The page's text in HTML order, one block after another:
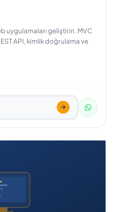
uygulamaları geliştirin. MVC
API, kimlik doğrulama ve